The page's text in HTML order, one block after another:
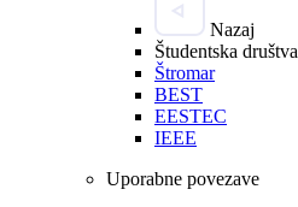
Nazaj
Študentska društva
Štromar
BEST
EESTEC
IEEE
Uporabne povezave